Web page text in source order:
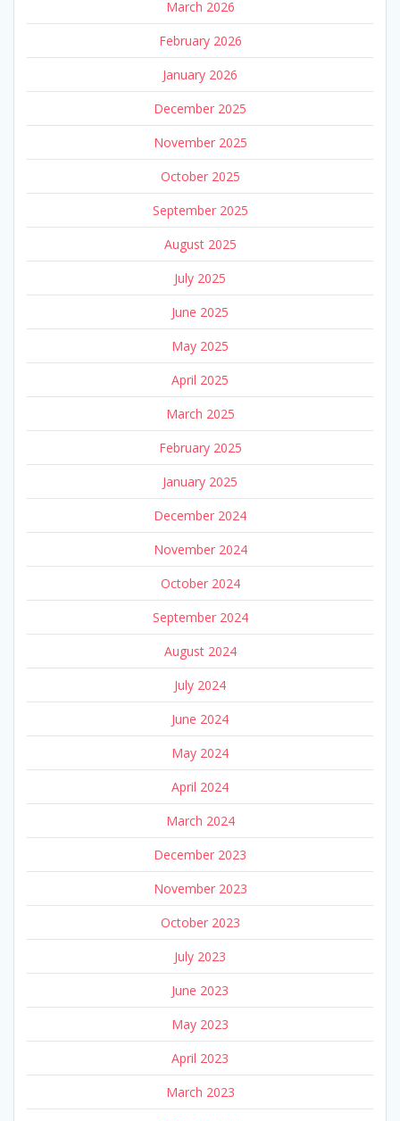
March 2026
February 2026
January 2026
December 2025
November 2025
October 2025
September 2025
August 2025
July 2025
June 2025
May 2025
April 2025
March 2025
February 2025
January 2025
December 2024
November 2024
October 2024
September 2024
August 2024
July 2024
June 2024
May 2024
April 2024
March 2024
December 2023
November 2023
October 2023
July 2023
June 2023
May 2023
April 2023
March 2023